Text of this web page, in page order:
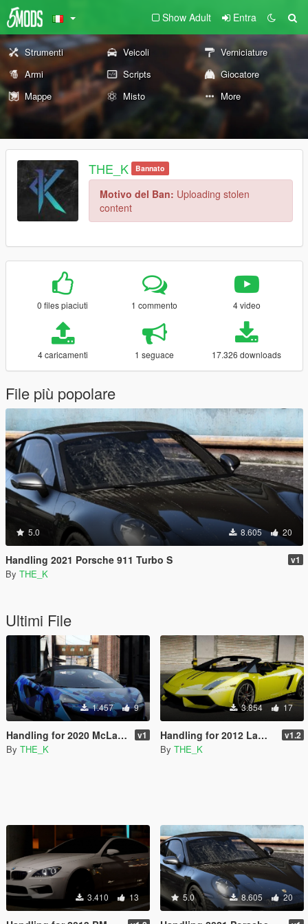
Show Adult Entra
Strumenti Veicoli
Verniciature
Armi
Scripts
Giocatore
Mappe
Misto More
THE_K Bannato
Motivo del Ban: Uploading stolen
content
0 files piaciuti 1 commento 4 video
4 caricamenti 1 seguace 17.326 downloads
File più popolare
5.0 8.605 20
Handling 2021 Porsche 911 Turbo S v1
By THE_K
Ultimi File
1.457 9
Handling for 2020 McLaren GT v1
By THE_K
3.854 17
Handling for 2012 Lamborghini Gallardo LP 570-4 Spyder Performante v1.2
By THE_K
3.410 13 5.0 8.605 20